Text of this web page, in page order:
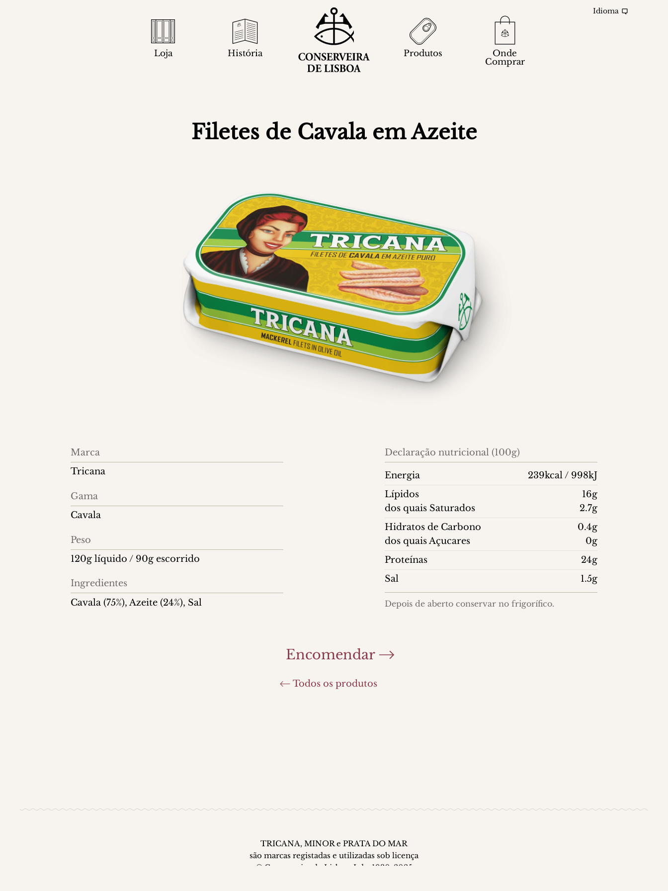
Idioma
Loja História Produtos Onde
Comprar
Filetes de Cavala em Azeite
Informações
do
Marca
Tricana
Gama
Cavala
Peso
120g líquido / 90g escorrido
Ingredientes
Cavala (75%), Azeite (24%), Sal
Declaração nutricional (100g)
Energia
239kcal / 998kJ
Lípidos
16g
dos quais Saturados
2.7g
Hidratos de Carbono
0.4g
dos quais Açucares
0g
Proteínas
24g
Sal
1.5g
Depois de aberto conservar no frigorífico.
Encomendar
Todos os produtos
TRICANA, MINOR e PRATA DO MAR
são marcas registadas e utilizadas sob licença
© Conserveira de Lisboa, Lda. 1930-2025